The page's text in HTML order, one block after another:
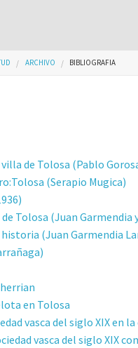
ARCHIVO BIBLIOGRAFIA
de Tolosa (Pablo
(Serapio Mugica)
Tolosa (Juan Garmendia
(Juan Garmendia
en Tolosa
vasca del siglo XIX en
vasca del siglo XIX